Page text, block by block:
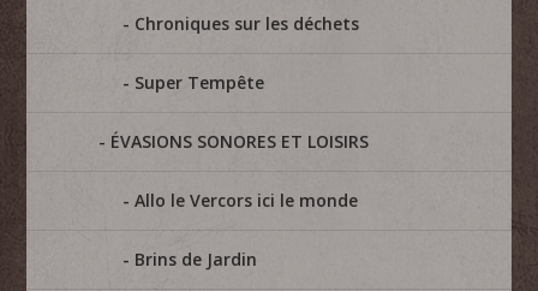
Chroniques sur les déchets
Super Tempête
ÉVASIONS SONORES ET LOISIRS
Allo le Vercors ici le monde
Brins de Jardin